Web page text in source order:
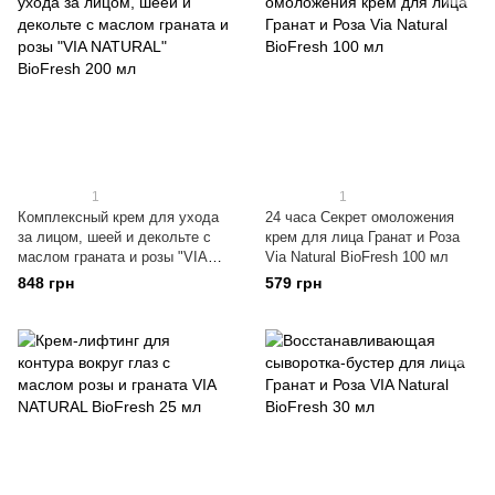
1
Комплексный крем для ухода
за лицом, шеей и декольте с
маслом граната и розы "VIA
NATURAL" BioFresh 200 мл
848 грн
1
24 часа Секрет омоложения
крем для лица Гранат и Роза
Via Natural BioFresh 100 мл
579 грн